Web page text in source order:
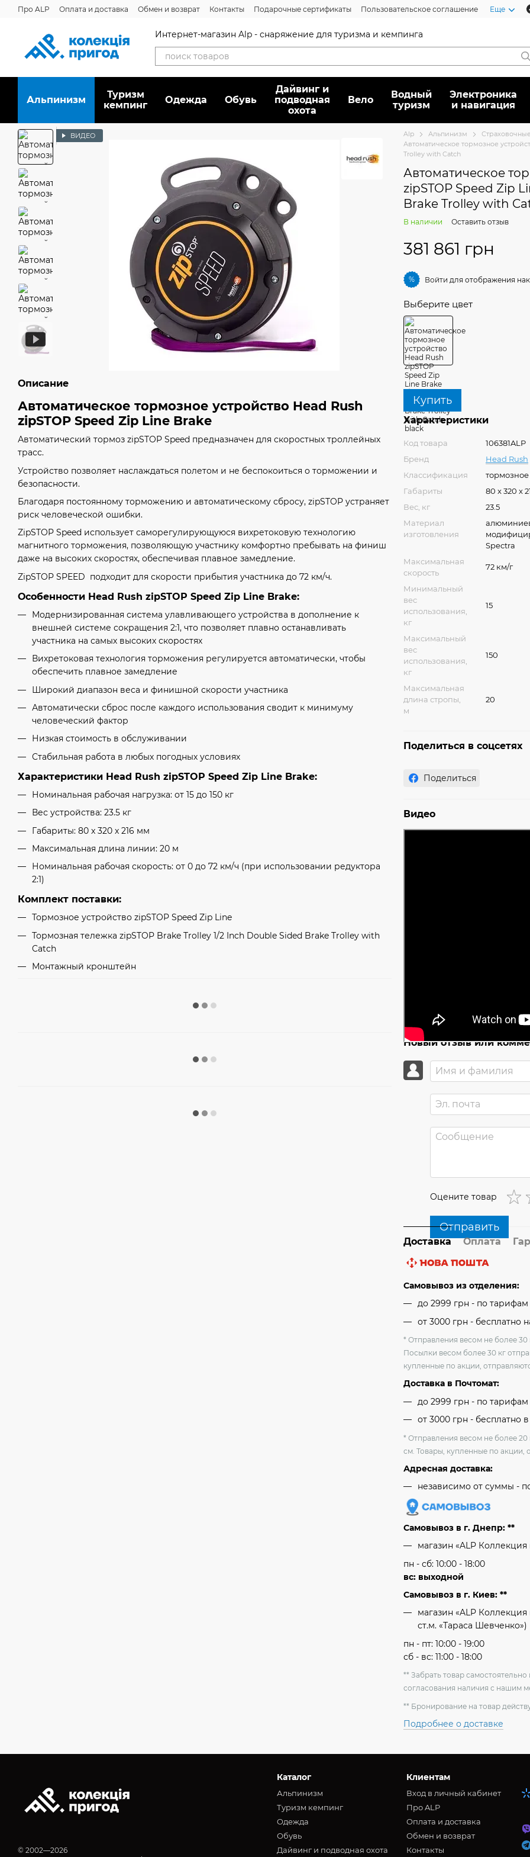
Перейти к основному контенту
Про ALP Оплата и доставка Обмен и возврат Контакты Подарочные сертификаты Пользовательское соглашение Еще
Интернет-магазин Alp - снаряжение для туризма и кемпинга
Альпинизм
Туризм
кемпинг
Oдежда Обувь
Дайвинг и
подводная
охота
Вело
Водный
туризм
Электроника
и навигация
ВИДЕО
Описание
Автоматическое тормозное устройство Head Rush
zipSTOP Speed Zip Line Brake
Автоматический тормоз zipSTOP Speed предназначен для скоростных троллейных
трасс.
Устройство позволяет наслаждаться полетом и не беспокоиться о торможении и
безопасности.
Благодаря постоянному торможению и автоматическому сбросу, zipSTOP устраняет
риск человеческой ошибки.
ZipSTOP Speed использует саморегулирующуюся вихретоковую технологию
магнитного торможения, позволяющую участнику комфортно пребывать на финиш
даже на высоких скоростях, обеспечивая плавное замедление.
ZipSTOP SPEED подходит для скорости прибытия участника до 72 км/ч.
Особенности Head Rush zipSTOP Speed Zip Line Brake:
Модернизированная система улавливающего устройства в дополнение к
внешней системе сокращения 2:1, что позволяет плавно останавливать
участника на самых высоких скоростях
Вихретоковая технология торможения регулируется автоматически, чтобы
обеспечить плавное замедление
Широкий диапазон веса и финишной скорости участника
Автоматически сброс после каждого использования сводит к минимуму
человеческий фактор
Низкая стоимость в обслуживании
Стабильная работа в любых погодных условиях
Характеристики Head Rush zipSTOP Speed Zip Line Brake:
Номинальная рабочая нагрузка: от 15 до 150 кг
Вес устройства: 23.5 кг
Габариты: 80 x 320 x 216 мм
Максимальная длина линии: 20 м
Номинальная рабочая скорость: от 0 до 72 км/ч (при использовании редуктора
2:1)
Комплект поставки:
Тормозное устройство zipSTOP Speed ​​Zip Line
Тормозная тележка zipSTOP Brake Trolley 1/2 Inch Double Sided Brake Trolley with
Catch
Монтажный кронштейн
Alp Альпинизм
Автоматическое тормозное
Trolley with Catch
Автоматическое
zipSTOP Speed Zip
Brake Trolley with
В наличии Оставить отзыв
381 861 грн
% Войти для отображения
Выберите цвет
Купить
Характеристики
Код товара
106381ALP
Бренд
Head Rush
Классификация
тормозное
Габариты
80 x 320 x
Вес, кг
23.5
Материал
изготовления
Spectra
Максимальная
скорость
72 км/г
Минимальный
вес
использования,
кг
15
Максимальный
вес
использования,
кг
150
Максимальная
длина стропы,
м
20
Поделиться в соцсетях
Поделиться
Видео
Новый отзыв или
Оцените товар
Отправить
Доставка Оплата
Самовывоз из отделения:
до 2999 грн - по
от 3000 грн - бесплатно
* Отправления весом не более
Посылки весом более 30 кг
купленные по акции,
Доставка в Почтомат:
до 2999 грн - по
от 3000 грн - бесплатно
* Отправления весом не более
см. Товары, купленные по акции,
Адресная доставка:
независимо от cуммы -
Самовывоз в г. Днепр: **
магазин «ALP
пн - сб: 10:00 - 18:00
вс: выходной
Самовывоз в г. Киев: **
магазин «ALP
ст.м. «Тараса Шевченко»)
пн - пт: 10:00 - 19:00
сб - вс: 11:00 - 18:00
** Забрать товар
согласования наличия с нашим
** Бронирование на товар
Подробнее о доставке
© 2002—2026
Каталог
Альпинизм
Туризм кемпинг
Oдежда
Обувь
Дайвинг и подводная охота
Клиентам
Вход в личный кабинет
Про ALP
Оплата и доставка
Обмен и возврат
Контакты